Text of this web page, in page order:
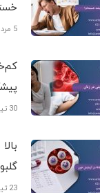
5 مرداد 1405
30 تیر 1405
23 تیر 1405